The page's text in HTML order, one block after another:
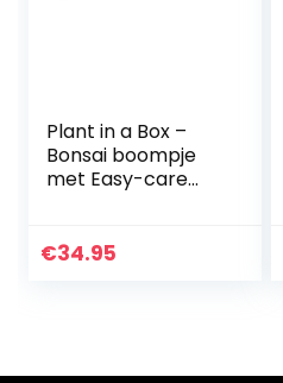
Plant in a Box –
Bonsai boompje
met Easy-care
waterval over Zen
€34.95